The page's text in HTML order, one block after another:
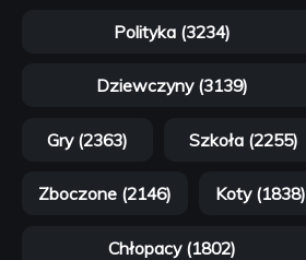
Polityka (3234)
Dziewczyny (3139)
Gry (2363) Szkoła (2255)
Zboczone (2146) Koty (1838)
Chłopacy (1802)